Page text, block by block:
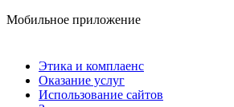
Мобильное приложение
Этика и комплаенс
Оказание услуг
Использование сайтов